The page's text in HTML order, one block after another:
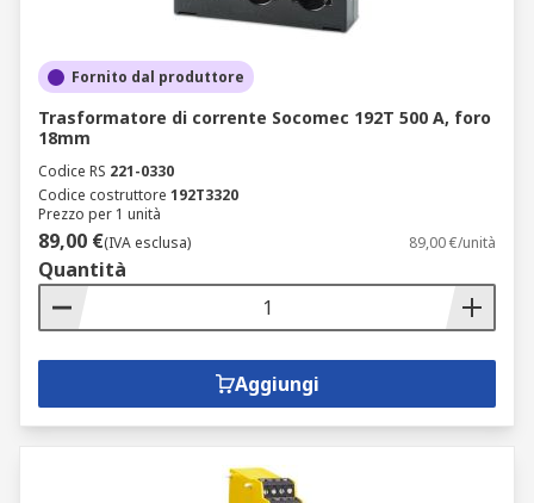
Fornito dal produttore
Trasformatore di corrente Socomec 192T 500 A, foro
18mm
Codice RS 221-0330
Codice costruttore 192T3320
Prezzo per 1 unità
89,00 €(IVA esclusa) 89,00 €/unità
Quantità
Aggiungi